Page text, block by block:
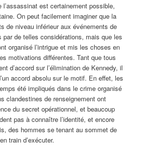
est certainement possible,
On peut facilement imaginer que la
de niveau inférieur aux événements de
par de telles considérations, mais que les
organisé l’intrigue et mis les choses en
motivations différentes. Tant que tous
d’accord sur l’élimination de Kennedy, il
accord absolu sur le motif. En effet, les
été impliqués dans le crime organisé
clandestines de renseignement ont
du secret opérationnel, et beaucoup
pas à connaître l’identité, et encore
des hommes se tenant au sommet de
train d’exécuter.